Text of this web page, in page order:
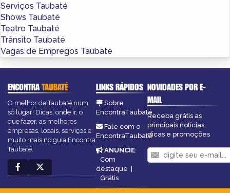
Serviços Taubaté
Shows Taubaté
Teatro Taubaté
Trânsito Taubaté
Vagas de Empregos Taubaté
ENCONTRATAUBATÉ
O melhor de Taubaté num
só lugar! Dicas, onde ir, o
que fazer, as melhores
empresas, locais, serviços e
muito mais no guia Encontra
Taubaté.
LINKS RÁPIDOS
Sobre
EncontraTaubaté
Fale com o
EncontraTaubaté
ANUNCIE:
Com
destaque
Grátis
NOVIDADES POR E-
MAIL
Receba grátis as
principais notícias,
dicas e promoções